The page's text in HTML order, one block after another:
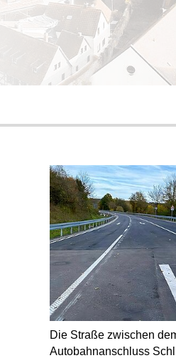
Die Straße zwischen
Autobahnanschluss